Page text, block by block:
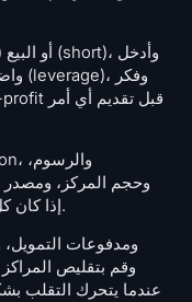
إذا كان كل حقل يطابق خطتك بدقة ووضوح.
عندما يتحرك التقلب